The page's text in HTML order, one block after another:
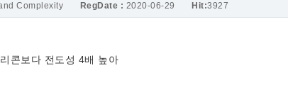
Complexity RegDate : 2020-06-29 Hit:3927
콘보다 전도성 4배 높아